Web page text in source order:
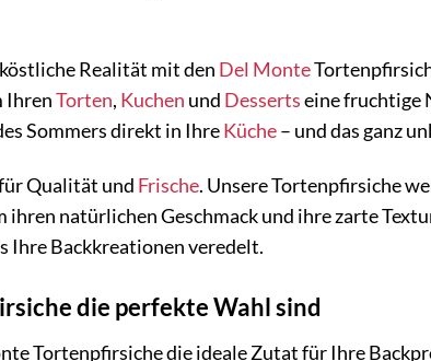
Realität mit den Del Monte
IhrenTorten, Kuchen und Dessertseine fruchtige
Sommers direkt in IhreKüche– und das ganz
Qualität und Frische. Unsere Tortenpfirsiche
natürlichen Geschmack und ihre zarte
Ihre Backkreationen veredelt.
die perfekte Wahl sind
Tortenpfirsiche die ideale Zutat für Ihre